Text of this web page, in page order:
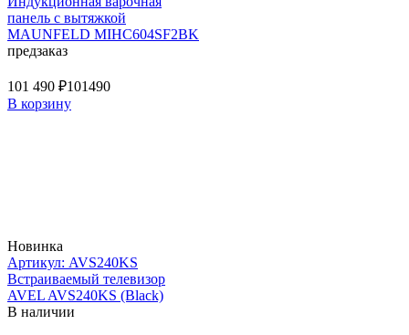
панель с вытяжкой
MAUNFELD MIHC604SF2BK
предзаказ
101 490 ₽101490
В корзину
Новинка
Артикул: AVS240KS
Встраиваемый телевизор
AVEL AVS240KS (Black)
В наличии